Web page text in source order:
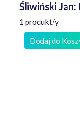
Śliwiński
1 produkt/y
Dodaj do